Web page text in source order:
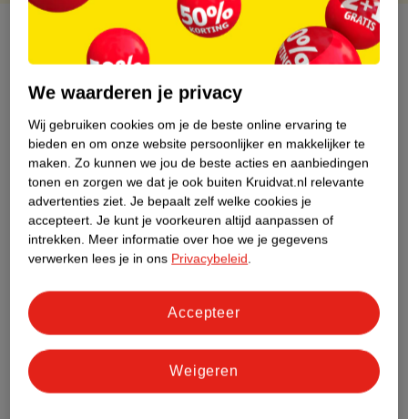
Over dit product
Etiketinformatie
Nature Impact Score
Dit product heeft (nog) geen Nature
Impact Score.
Meer informatie
Bestel & Bezorginformatie
Bekijk ook
We waarderen je privacy
Wij gebruiken cookies om je de beste online ervaring te
bieden en om onze website persoonlijker en makkelijker te
maken. Zo kunnen we jou de beste acties en aanbiedingen
tonen en zorgen we dat je ook buiten Kruidvat.nl relevante
advertenties ziet. Je bepaalt zelf welke cookies je
accepteert. Je kunt je voorkeuren altijd aanpassen of
intrekken. Meer informatie over hoe we je gegevens
verwerken lees je in ons Privacybeleid.
Weigeren
Accepteer